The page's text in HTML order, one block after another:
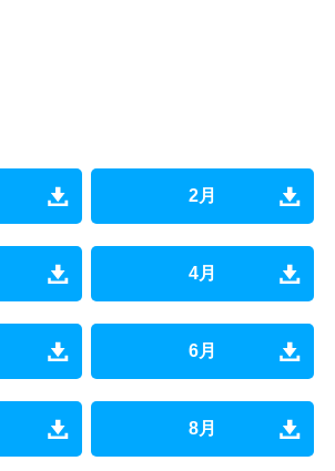
2月
4月
6月
8月